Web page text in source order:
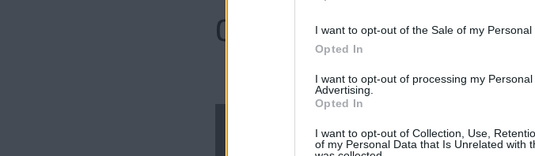
I want to opt-out of the Sale of my Personal
Opted In
I want to opt-out of processing my
Advertising.
Opted In
I want to opt-out of Collection, Use,
of my Personal Data that Is Unrelated with
Comentarii